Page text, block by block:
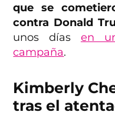
que se
contra Donald
unos días en
campaña.
Kimberly
tras el